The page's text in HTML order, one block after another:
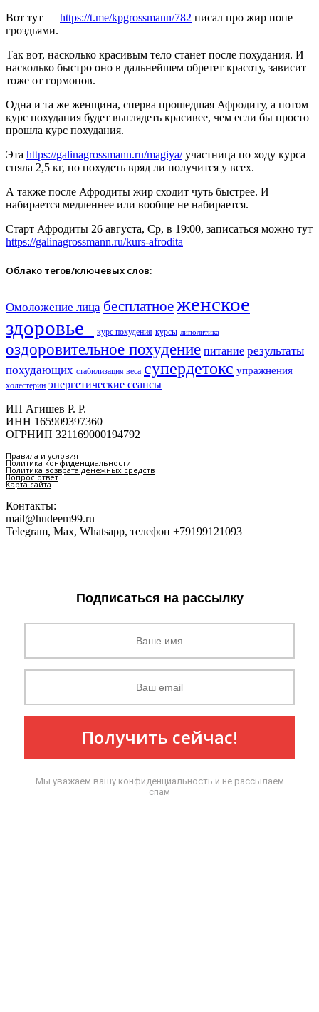
Вот тут — https://t.me/kpgrossmann/782 писал про жир попе
гроздьями.
Так вот, насколько красивым тело станет после похудания. И
насколько быстро оно в дальнейшем обретет красоту, зависит
тоже от гормонов.
Одна и та же женщина, сперва прошедшая Афродиту, а потом
курс похудания будет выглядеть красивее, чем если бы просто
прошла курс похудания.
Эта https://galinagrossmann.ru/magiya/участница по ходу курса
сняла 2,5 кг, но похудеть вряд ли получится у всех.
А также после Афродиты жир сходит чуть быстрее. И
набирается медленнее или вообще не набирается.
Старт Афродиты 26 августа, Ср, в 19:00, записаться можно тут
https://galinagrossmann.ru/kurs-afrodita
Облако тегов/ключевых слов:
Омоложение лица бесплатноеженское
здоровье​
курс похудения курсы липолитика
оздоровительное похудение питание результаты
похудающих стабилизация веса супердетокс упражнения
холестерин энергетические сеансы
ИП Агишев Р. Р.
ИНН 165909397360
ОГРНИП 321169000194792
Правила и условия
Политика конфиденциальности
Политика возврата денежных средств
Вопрос ответ
Карта сайта
Контакты:
mail@hudeem99.ru
Telegram, Max, Whatsapp, телефон +79199121093
Подписаться на рассылку
Получить сейчас!
Мы уважаем вашу конфиденциальность и не рассылаем
спам